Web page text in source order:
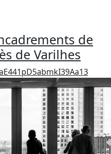
de
de Varilhes